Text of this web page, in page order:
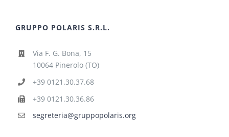
GRUPPO POLARIS S.R.L.
Via F. G. Bona, 15
10064 Pinerolo (TO)
+39 0121.30.37.68
+39 0121.30.36.86
segreteria@gruppopolaris.org